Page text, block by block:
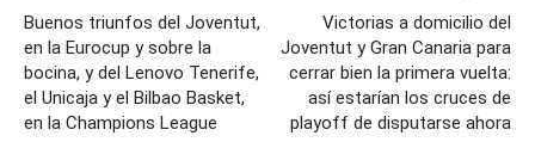
Buenos triunfos del Joventut,
en la Eurocup y sobre la
bocina, y del Lenovo Tenerife,
el Unicaja y el Bilbao Basket,
en la Champions League
Victorias a domicilio del
Joventut y Gran Canaria para
cerrar bien la primera vuelta:
así estarían los cruces de
playoff de disputarse ahora